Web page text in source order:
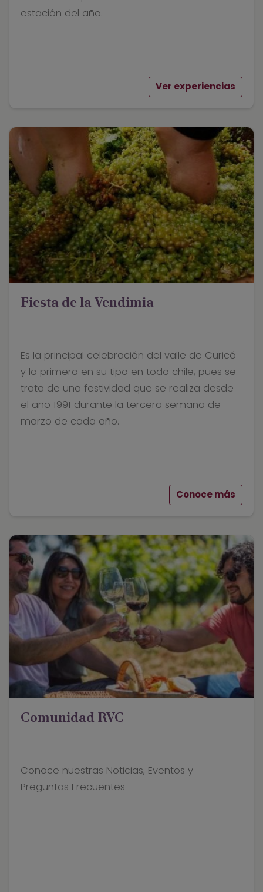
estación del año.
Ver experiencias
Fiesta de la Vendimia
Es la principal celebración del valle de Curicó
y la primera en su tipo en todo chile, pues se
trata de una festividad que se realiza desde
el año 1991 durante la tercera semana de
marzo de cada año.
Conoce más
Comunidad RVC
Conoce nuestras Noticias, Eventos y
Preguntas Frecuentes